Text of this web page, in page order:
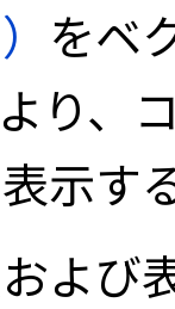
をベ
り、
示す
よび